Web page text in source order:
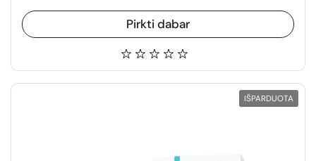
Pirkti dabar
IŠPARDUOTA